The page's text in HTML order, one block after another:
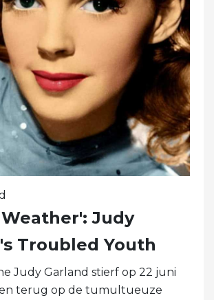
Judy
Troubled Youth
Judy Garland stierf op 22 juni
terug op de tumultueuze